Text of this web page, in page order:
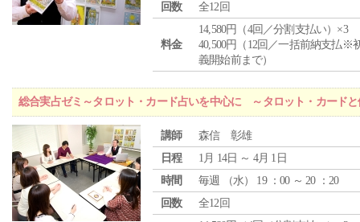
回数
全12回
料金
14,580円（4回／分割支払い）×3
40,500円（12回／一括前納支払※
義開始前まで）
総合実占ゼミ～タロット・カード占いを中心に ～タロット・カード
講師
森信 彰雄
日程
1月 14日 ～ 4月 1日
時間
毎週 （水） 19 ：00 ～ 20 ：20
回数
全12回